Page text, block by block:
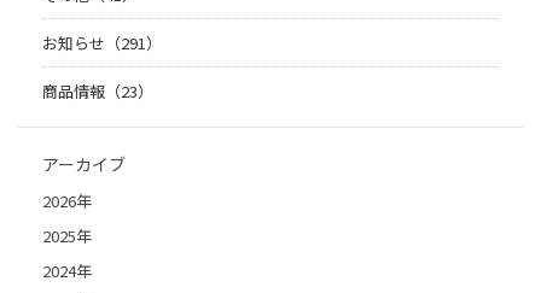
お知らせ（291）
商品情報（23）
アーカイブ
2026年
2025年
2024年